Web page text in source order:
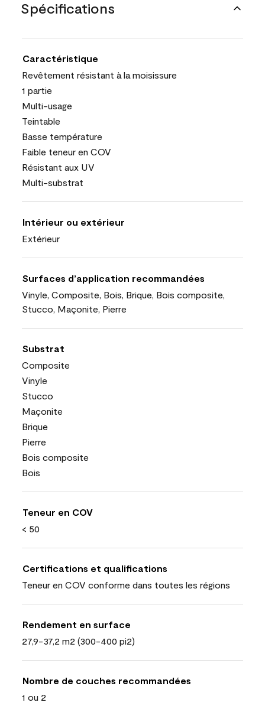
Spécifications
Caractéristique
Revêtement résistant à la moisissure
1 partie
Multi-usage
Teintable
Basse température
Faible teneur en COV
Résistant aux UV
Multi-substrat
Intérieur ou extérieur
Extérieur
Surfaces d’application recommandées
Vinyle, Composite, Bois, Brique, Bois composite,
Stucco, Maçonite, Pierre
Substrat
Composite
Vinyle
Stucco
Maçonite
Brique
Pierre
Bois composite
Bois
Teneur en COV
< 50
Certifications et qualifications
Teneur en COV conforme dans toutes les régions
Rendement en surface
27,9-37,2 m2 (300-400 pi2)
Nombre de couches recommandées
1 ou 2